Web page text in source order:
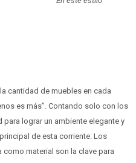
cantidad de muebles en cada
es más”. Contando solo con los
lograr un ambiente elegante y
de esta corriente. Los
material son la clave para